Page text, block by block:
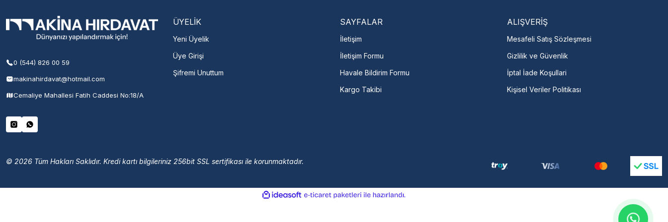
0 (544) 826 00 59
makinahirdavat@hotmail.com
Cemaliye Mahallesi Fatih Caddesi No:18/A
ÜYELİK
Yeni Üyelik
Üye Girişi
Şifremi Unuttum
SAYFALAR
İletişim
İletişim Formu
Havale Bildirim Formu
Kargo Takibi
ALIŞVERİŞ
Mesafeli Satış Sözleşmesi
Gizlilik ve Güvenlik
İptal İade Koşullari
Kişisel Veriler Politikası
© 2026 Tüm Hakları Saklıdır. Kredi kartı bilgileriniz 256bit SSL sertifikası ile korunmaktadır.
ideasoft
e-